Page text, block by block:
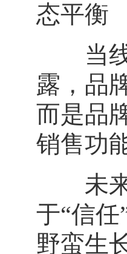
态平衡
当线
露，品
而是品
销售功
未来
于“信
野蛮生